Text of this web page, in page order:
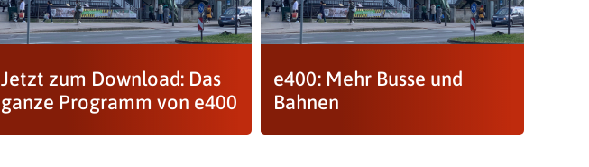
Jetzt zum Download: Das
ganze Programm von e400
e400: Mehr Busse und
Bahnen